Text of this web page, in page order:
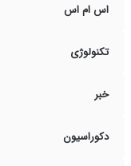
اس ام اس
تکنولوژی
خبر
دکوراسیون